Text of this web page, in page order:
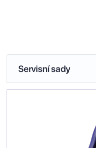
Servisní sady